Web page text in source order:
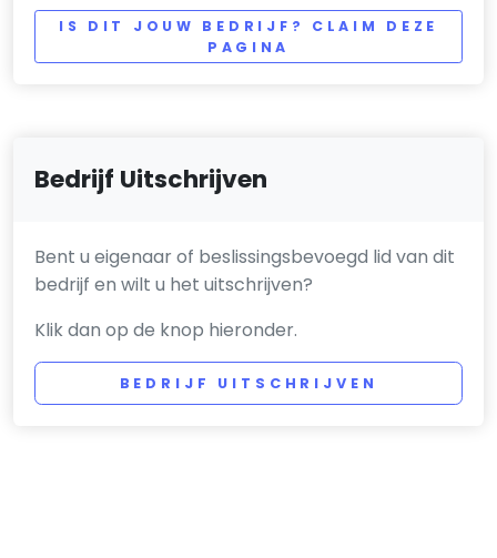
IS DIT JOUW BEDRIJF? CLAIM DEZE
PAGINA
Bedrijf Uitschrijven
Bent u eigenaar of beslissingsbevoegd lid van dit
bedrijf en wilt u het uitschrijven?
Klik dan op de knop hieronder.
BEDRIJF UITSCHRIJVEN